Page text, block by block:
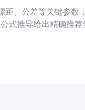
距、公差等关键参数
式推导给出精确推